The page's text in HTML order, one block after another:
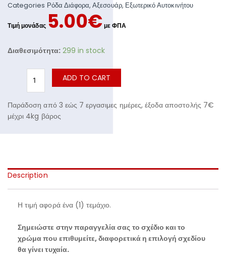
Categories Ρόδα Διάφορα,Αξεσουάρ, Εξωτερικό Αυτοκινήτου
5.00€
Διαθεσιμότητα: 299 in stock
ADD TO CART
Παράδοση από 3 εώς 7 εργασιμες ημέρες, έξοδα αποστολής 7€
μέχρι 4kg βάρος
Description
Η τιμή αφορά ένα (1) τεμάχιο.
Σημειώστε στην παραγγελία σας το σχέδιο και το
χρώμα που επιθυμείτε, διαφορετικά η επιλογή σχεδίου
θα γίνει τυχαία.